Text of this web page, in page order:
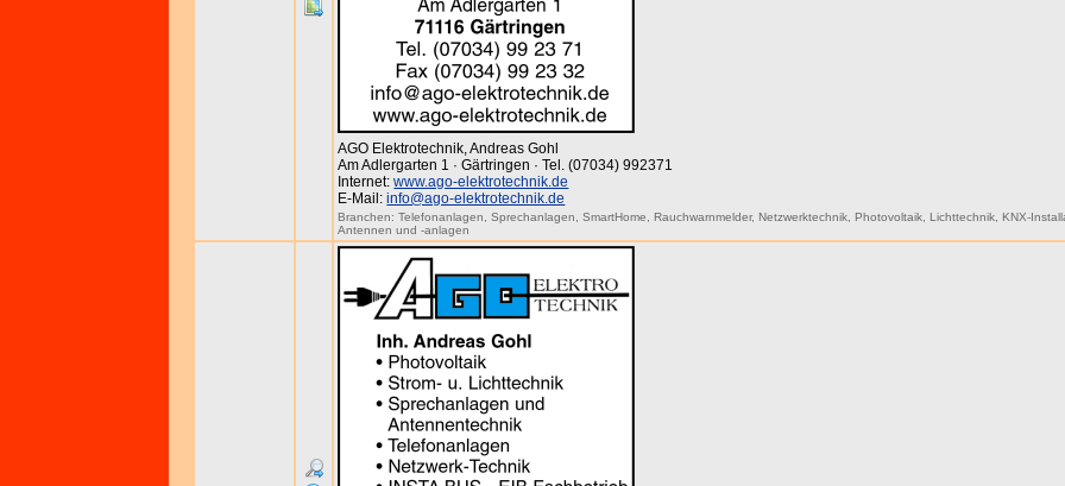
AGO Elektrotechnik, Andreas Gohl
Am Adlergarten 1 · Gärtringen · Tel. (07034) 992371
Internet:www.ago-elektrotechnik.de
E-Mail:info@ago-elektrotechnik.de
Branchen:Telefonanlagen ,Sprechanlagen ,SmartHome ,Rauchwarnmelder,Netzwerktechnik ,Photovoltaik ,Lichttechnik ,KNX-
Antennen und -anlagen